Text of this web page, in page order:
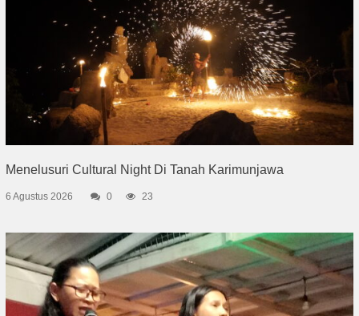
Menelusuri Cultural Night Di Tanah Karimunjawa
6 Agustus 2026 0 23